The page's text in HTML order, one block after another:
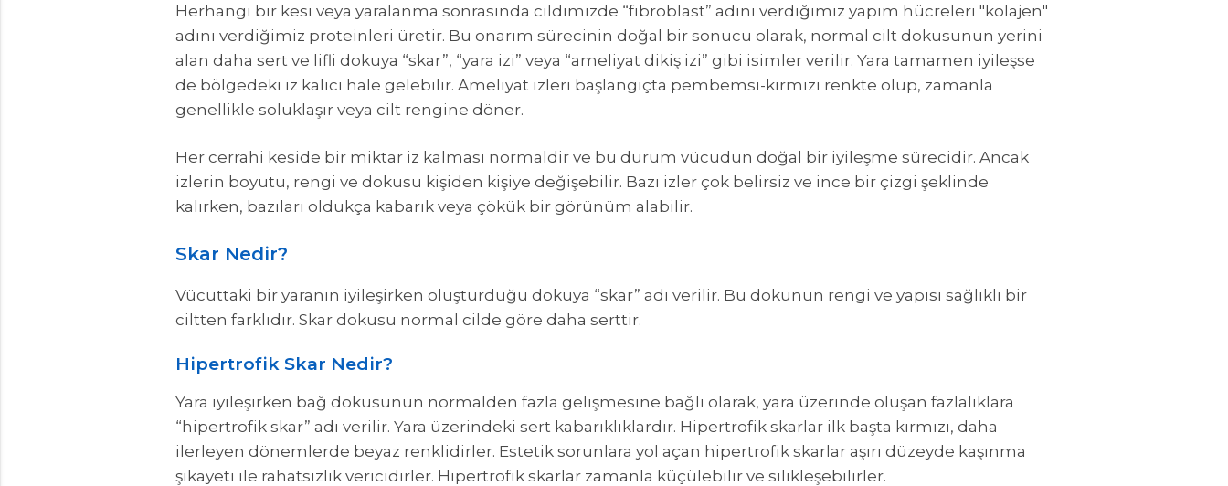
Herhangi bir kesi veya yaralanma sonrasında cildimizde “fibroblast” adını verdiğimiz yapım hücreleri "kolajen"
adını verdiğimiz proteinleri üretir. Bu onarım sürecinin doğal bir sonucu olarak, normal cilt dokusunun yerini
alan daha sert ve lifli dokuya “skar”, “yara izi” veya “ameliyat dikiş izi” gibi isimler verilir. Yara tamamen iyileşse
de bölgedeki iz kalıcı hale gelebilir. Ameliyat izleri başlangıçta pembemsi-kırmızı renkte olup, zamanla
genellikle soluklaşır veya cilt rengine döner.
Her cerrahi keside bir miktar iz kalması normaldir ve bu durum vücudun doğal bir iyileşme sürecidir. Ancak
izlerin boyutu, rengi ve dokusu kişiden kişiye değişebilir. Bazı izler çok belirsiz ve ince bir çizgi şeklinde
kalırken, bazıları oldukça kabarık veya çökük bir görünüm alabilir.
Skar Nedir?
Vücuttaki bir yaranın iyileşirken oluşturduğu dokuya “skar” adı verilir. Bu dokunun rengi ve yapısı sağlıklı bir
ciltten farklıdır. Skar dokusu normal cilde göre daha serttir.
Hipertrofik Skar Nedir?
Yara iyileşirken bağ dokusunun normalden fazla gelişmesine bağlı olarak, yara üzerinde oluşan fazlalıklara
“hipertrofik skar” adı verilir. Yara üzerindeki sert kabarıklıklardır. Hipertrofik skarlar ilk başta kırmızı, daha
ilerleyen dönemlerde beyaz renklidirler. Estetik sorunlara yol açan hipertrofik skarlar aşırı düzeyde kaşınma
şikayeti ile rahatsızlık vericidirler. Hipertrofik skarlar zamanla küçülebilir ve silikleşebilirler.